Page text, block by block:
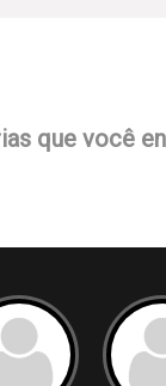
que você